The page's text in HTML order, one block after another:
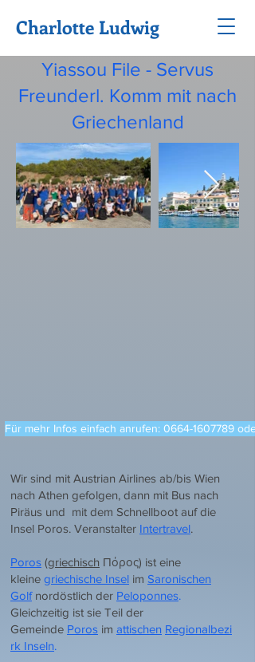
Charlotte Ludwig
Yiassou File - Servus
Freunderl. Komm mit nach
Griechenland
Für mehr Infos einfach anrufen: 0664-1607789
Wir sind mit Austrian Airlines ab/bis Wien
nach Athen gefolgen, dann mit Bus nach
Piräus und mit dem Schnellboot auf die
Insel Poros. Veranstalter Intertravel.
Poros (griechisch Πόρος) ist eine
kleine griechische Insel im Saronischen
Golfnordöstlich der Peloponnes.
Gleichzeitig ist sie Teil der
Gemeinde Poros im attischen Regionalbezi
rk Inseln.